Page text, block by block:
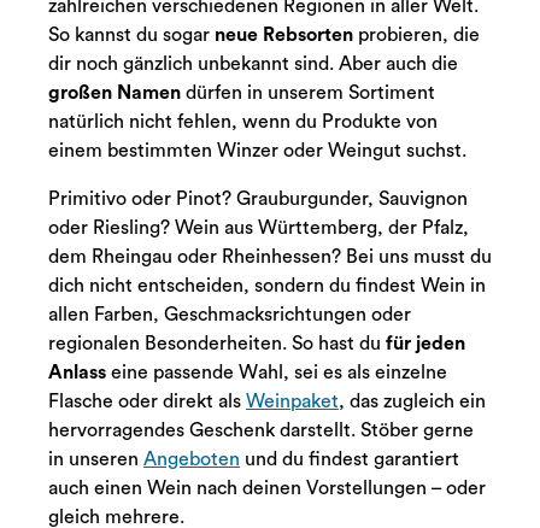
zahlreichen verschiedenen Regionen in aller Welt.
So kannst du sogar neue Rebsorten probieren, die
dir noch gänzlich unbekannt sind. Aber auch die
großen Namen dürfen in unserem Sortiment
natürlich nicht fehlen, wenn du Produkte von
einem bestimmten Winzer oder Weingut suchst.
Primitivo oder Pinot? Grauburgunder, Sauvignon
oder Riesling? Wein aus Württemberg, der Pfalz,
dem Rheingau oder Rheinhessen? Bei uns musst du
dich nicht entscheiden, sondern du findest Wein in
allen Farben, Geschmacksrichtungen oder
regionalen Besonderheiten. So hast du für jeden
Anlass eine passende Wahl, sei es als einzelne
Flasche oder direkt als Weinpaket, das zugleich ein
hervorragendes Geschenk darstellt. Stöber gerne
in unseren Angeboten und du findest garantiert
auch einen Wein nach deinen Vorstellungen – oder
gleich mehrere.